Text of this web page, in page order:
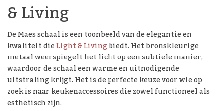
& Living
De Maes schaal is een toonbeeld van de elegantie en
kwaliteit dieLight & Livingbiedt. Het bronskleurige
metaal weerspiegelt het licht op een subtiele manier,
waardoor de schaal een warme en uitnodigende
uitstraling krijgt. Het is de perfecte keuze voor wie op
zoek is naar keukenaccessoires die zowel functioneel als
esthetisch zijn.